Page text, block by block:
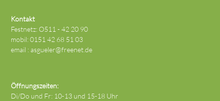
Kontakt
Festnetz: O511 - 42 20 90
mobil: 0151 42 68 51 03
email :asgueler@freenet.de
Öffnungszeiten:
Di/Do und Fr: 10-13 und 15-18 Uhr